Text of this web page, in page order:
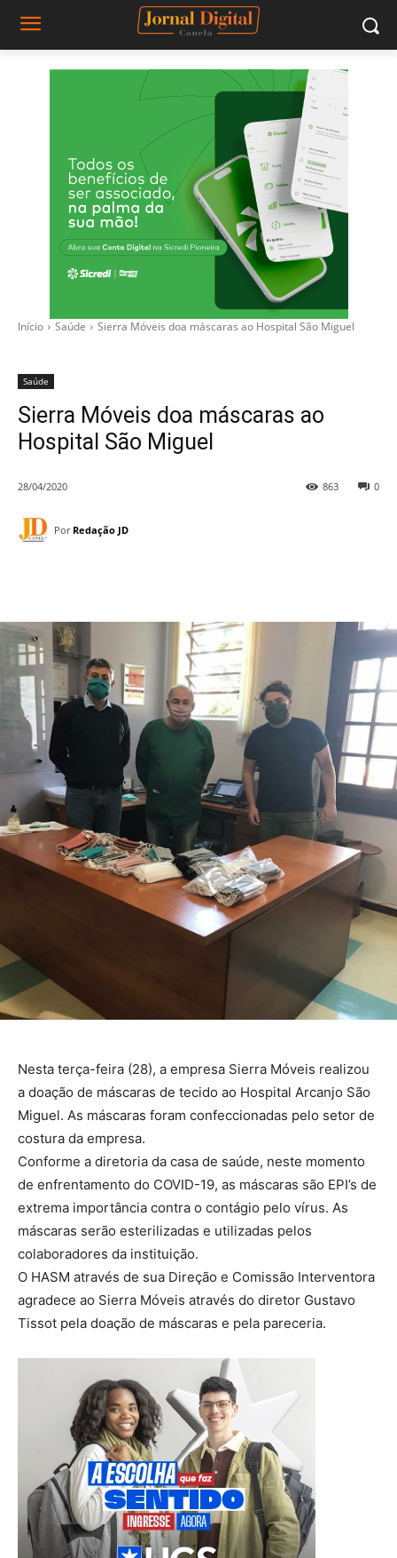
Início Saúde Sierra Móveis doa máscaras ao Hospital São Miguel
Saúde
Sierra Móveis doa máscaras ao
Hospital São Miguel
28/04/2020 0
863
Por Redação JD
Nesta terça-feira (28), a empresa Sierra Móveis realizou
a doação de máscaras de tecido ao Hospital Arcanjo São
Miguel. As máscaras foram confeccionadas pelo setor de
costura da empresa.
Conforme a diretoria da casa de saúde, neste momento
de enfrentamento do COVID-19, as máscaras são EPI’s de
extrema importância contra o contágio pelo vírus. As
máscaras serão esterilizadas e utilizadas pelos
colaboradores da instituição.
O HASM através de sua Direção e Comissão Interventora
agradece ao Sierra Móveis através do diretor Gustavo
Tissot pela doação de máscaras e pela pareceria.